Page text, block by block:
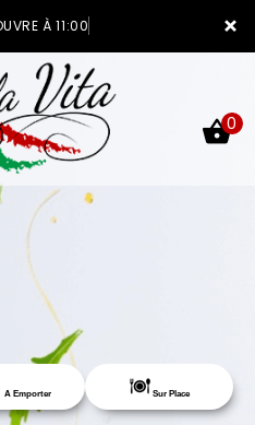
×
À 11:00
0
A Emporter Sur Place